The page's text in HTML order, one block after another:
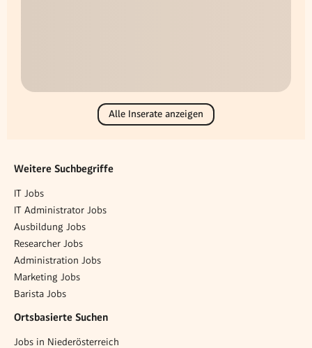
Alle Inserate anzeigen
Weitere Suchbegriffe
IT Jobs
IT Administrator Jobs
Ausbildung Jobs
Researcher Jobs
Administration Jobs
Marketing Jobs
Barista Jobs
Ortsbasierte Suchen
Jobs in Niederösterreich